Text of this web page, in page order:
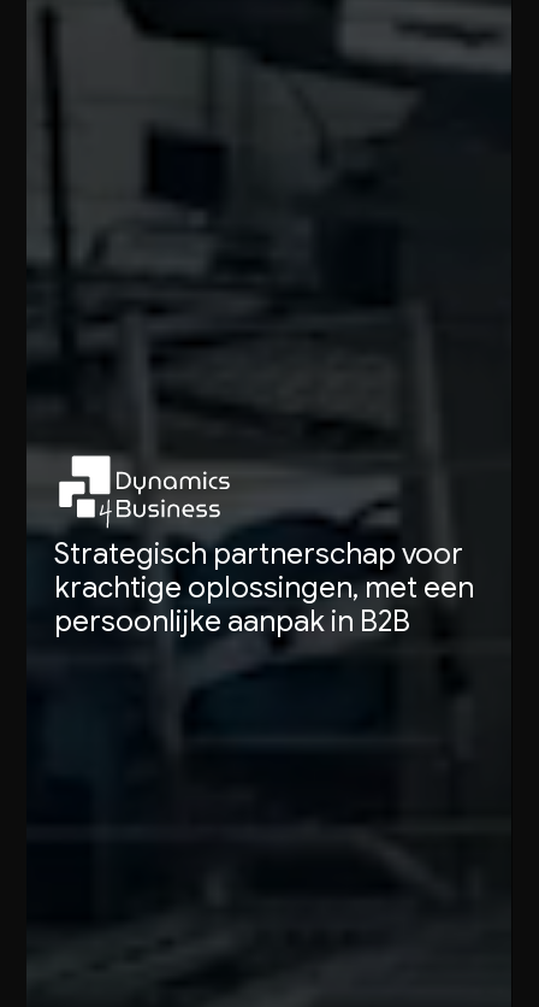
Strategisch partnerschap voor
krachtige oplossingen, met een
persoonlijke aanpak in B2B